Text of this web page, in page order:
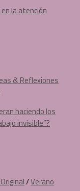
la atención
& Reflexiones
haciendo los
invisible”?
/Verano